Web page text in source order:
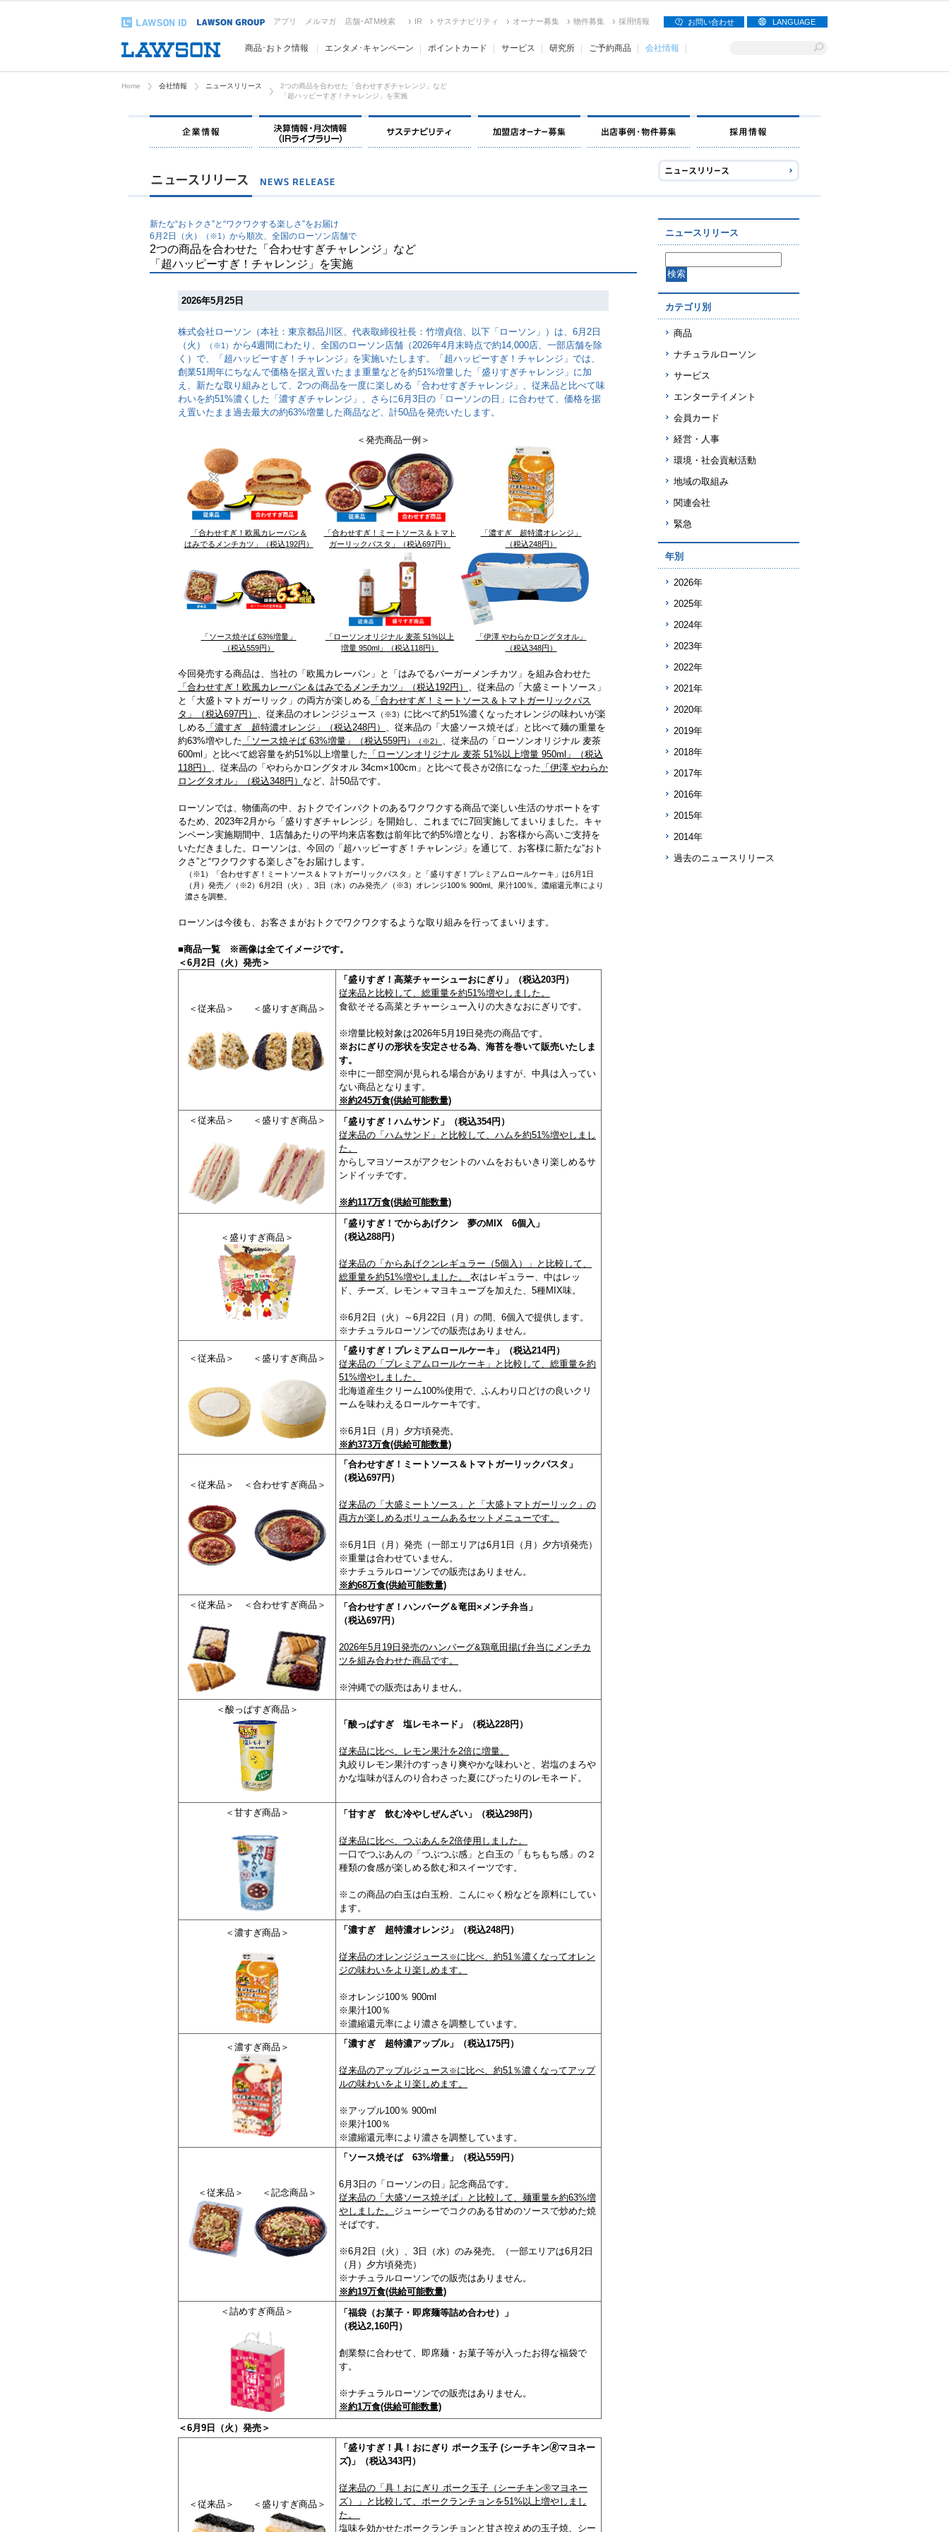
アプリ メルマガ 店舗･ATM検索 IR サステナビリティ オーナー募集 物件募集 採用情報 お問い合わせ LANGUAGE
商品･おトク情報 エンタメ･キャンペーン ポイントカード サービス 研究所 ご予約商品 会社情報
Home 会社情報 ニュースリリース
2つの商品を合わせた「合わせすぎチャレンジ」など
「超ハッピーすぎ！チャレンジ」を実施
企業情報
新たな“おトクさ”と“ワクワクする楽しさ”をお届け
6月2日（火）
（※1） から順次、全国のローソン店舗で
2つの商品を合わせた「合わせすぎチャレンジ」など
「超ハッピーすぎ！チャレンジ」を実施
2026年5月25日
株式会社ローソン（本社：東京都品川区、代表取締役社長：竹増貞信、以下「ローソン」）は、6月2日
（火）
（※1） から4週間にわたり、全国のローソン店舗（2026年4月末時点で約14,000店、一部店舗を除
く）で、「超ハッピーすぎ！チャレンジ」を実施いたします。「超ハッピーすぎ！チャレンジ」では、
創業51周年にちなんで価格を据え置いたまま重量などを約51%増量した「盛りすぎチャレンジ」に加
え、新たな取り組みとして、2つの商品を一度に楽しめる「合わせすぎチャレンジ」、従来品と比べて味
わいを約51%濃くした「濃すぎチャレンジ」、さらに6月3日の「ローソンの日」に合わせて、価格を据
え置いたまま過去最大の約63%増量した商品など、計50品を発売いたします。
＜発売商品一例＞
「合わせすぎ！欧風カレーパン＆
はみでるメンチカツ」（税込192円）
「合わせすぎ！ミートソース＆トマト
ガーリックパスタ」（税込697円）
「濃すぎ 超特濃オレンジ」
（税込248円）
「ソース焼そば 63%増量」
（税込559円）
「ローソンオリジナル 麦茶 51%以上
増量 950ml」（税込118円）
「伊澤 やわらかロングタオル」
（税込348円）
今回発売する商品は、当社の「欧風カレーパン」と「はみでるバーガーメンチカツ」を組み合わせた
「合わせすぎ！欧風カレーパン＆はみでるメンチカツ」（税込192円） 、従来品の「大盛ミートソース」
と「大盛トマトガーリック」の両方が楽しめる 「合わせすぎ！ミートソース＆トマトガーリックパス
タ」（税込697円） 、従来品のオレンジジュース （※3） に比べて約51%濃くなったオレンジの味わいが楽
しめる 「濃すぎ 超特濃オレンジ」（税込248円） 、従来品の「大盛ソース焼そば」と比べて麺の重量を
約63%増やした 「ソース焼そば 63%増量」（税込559円 ）（※2） 、従来品の「ローソンオリジナル 麦茶
600ml」と比べて総容量を約51%以上増量した 「ローソンオリジナル 麦茶 51%以上増量 950ml」（税込
118円） 、従来品の「やわらかロングタオル 34cm×100cm」と比べて長さが2倍になった 「伊澤 やわらか
ロングタオル」（税込348円） など、計50品です。
ローソンでは、物価高の中、おトクでインパクトのあるワクワクする商品で楽しい生活のサポートをす
るため、2023年2月から「盛りすぎチャレンジ」を開始し、これまでに7回実施してまいりました。キャ
ンペーン実施期間中、1店舗あたりの平均来店客数は前年比で約5%増となり、お客様から高いご支持を
いただきました。ローソンは、今回の「超ハッピーすぎ！チャレンジ」を通じて、お客様に新たな“おト
クさ”と“ワクワクする楽しさ”をお届けします。
（※1）「合わせすぎ！ミートソース＆トマトガーリックパスタ」と「盛りすぎ！プレミアムロールケーキ」は6月1日
（月）発売／（※2）6月2日（火）、3日（水）のみ発売／（※3）オレンジ100％ 900ml。果汁100％。濃縮還元率により
濃さを調整。
ローソンは今後も、お客さまがおトクでワクワクするような取り組みを行ってまいります。
■商品一覧 ※画像は全てイメージです。
＜6月2日（火）発売＞
＜従来品＞ ＜盛りすぎ商品＞
「盛りすぎ！高菜チャーシューおにぎり」（税込203円）
従来品と比較して、総重量を約51%増やしました。
食欲そそる高菜とチャーシュー入りの大きなおにぎりです。
※増量比較対象は2026年5月19日発売の商品です。
※おにぎりの形状を安定させる為、海苔を巻いて販売いたしま
す。
※中に一部空洞が見られる場合がありますが、中具は入ってい
ない商品となります。
※約245万食(供給可能数量)
＜ 従来品 ＞ ＜盛りすぎ商品＞
「盛りすぎ！ハムサンド」（税込354円）
従来品の「ハムサンド」と比較して、ハムを約51%増やしまし
た。
からしマヨソースがアクセントのハムをおもいきり楽しめるサ
ンドイッチです。
※約117万食(供給可能数量)
＜盛りすぎ商品＞
「盛りすぎ！でからあげクン 夢のMIX 6個入」
（税込288円）
従来品の「からあげクンレギュラー（5個入）」と比較して、
総重量を約51%増やしました。 衣はレギュラー、中はレッ
ド、チーズ、レモン＋マヨキューブを加えた、5種MIX味。
※6月2日（火）～6月22日（月）の間、6個入で提供します。
※ナチュラルローソンでの販売はありません。
＜従来品＞ ＜盛りすぎ商品＞
「盛りすぎ！プレミアムロールケーキ」（税込214円）
従来品の「プレミアムロールケーキ」と比較して、総重量を約
51%増やしました。
北海道産生クリーム100%使用で、ふんわり口どけの良いクリ
ームを味わえるロールケーキです。
※6月1日（月）夕方頃発売。
※約373万食(供給可能数量)
＜従来品＞ ＜合わせすぎ商品＞
「合わせすぎ！ミートソース＆トマトガーリックパスタ」
（税込697円）
従来品の「大盛ミートソース」と「大盛トマトガーリック」の
両方が楽しめるボリュームあるセットメニューです。
※6月1日（月）発売（一部エリアは6月1日（月）夕方頃発売）
※重量は合わせていません。
※ナチュラルローソンでの販売はありません。
※約68万食(供給可能数量)
＜従来品＞
＜合わせすぎ商品＞
「合わせすぎ！ハンバーグ＆竜田×メンチ弁当」
（税込697円）
2026年5月19日発売のハンバーグ&鶏竜田揚げ弁当にメンチカ
ツを組み合わせた商品です。
※沖縄での販売はありません。
＜酸っぱすぎ商品＞
「酸っぱすぎ 塩レモネード」（税込228円）
従来品に比べ、レモン果汁を2倍に増量。
丸絞りレモン果汁のすっきり爽やかな味わいと、岩塩のまろや
かな塩味がほんのり合わさった夏にぴったりのレモネード。
＜甘すぎ商品＞ 「甘すぎ 飲む冷やしぜんざい」（税込298円）
従来品に比べ、つぶあんを2倍使用しました。
一口でつぶあんの「つぶつぶ感」と白玉の「もちもち感」の２
種類の食感が楽しめる飲む和スイーツです。
※この商品の白玉は白玉粉、こんにゃく粉などを原料にしてい
ます。
＜濃すぎ商品＞ 「濃すぎ 超特濃オレンジ」（税込248円）
従来品のオレンジジュース※に比べ、約51％濃くなってオレン
ジの味わいをより楽しめます。
※オレンジ100％ 900ml
※果汁100％
※濃縮還元率により濃さを調整しています。
＜濃すぎ商品＞ 「濃すぎ 超特濃アップル」（税込175円）
従来品のアップルジュース※に比べ、約51％濃くなってアップ
ルの味わいをより楽しめます。
※アップル100％ 900ml
※果汁100％
※濃縮還元率により濃さを調整しています。
＜従来品＞ ＜記念商品＞
「ソース焼そば 63%増量」（税込559円）
6月3日の「ローソンの日」記念商品です。
従来品の「大盛ソース焼そば」と比較して、麺重量を約63%増
やしました。 ジューシーでコクのある甘めのソースで炒めた焼
そばです。
※6月2日（火）、3日（水）のみ発売。（一部エリアは6月2日
（月）夕方頃発売）
※ナチュラルローソンでの販売はありません。
※約19万食(供給可能数量)
＜詰めすぎ商品＞
「福袋（お菓子・即席麺等詰め合わせ）」
（税込2,160円）
創業祭に合わせて、即席麺・お菓子等が入ったお得な福袋で
す。
※ナチュラルローソンでの販売はありません。
※約1万食(供給可能数量)
＜6月9日（火）発売＞
＜従来品＞ ＜盛りすぎ商品＞
「盛りすぎ！具！おにぎり ポーク玉子 (シーチキン🄬マヨネー
ズ)」（税込343円）
従来品の「具！おにぎり ポーク玉子（シーチキン®マヨネー
ズ）」と比較して、ポークランチョンを51%以上増やしまし
た。
塩味を効かせたポークランチョンと甘さ控えめの玉子焼、シー
ニュースリリース
カテゴリ別
商品
ナチュラルローソン
サービス
エンターテイメント
会員カード
経営・人事
環境・社会貢献活動
地域の取組み
関連会社
緊急
年別
2026年
2025年
2024年
2023年
2022年
2021年
2020年
2019年
2018年
2017年
2016年
2015年
2014年
過去のニュースリリース